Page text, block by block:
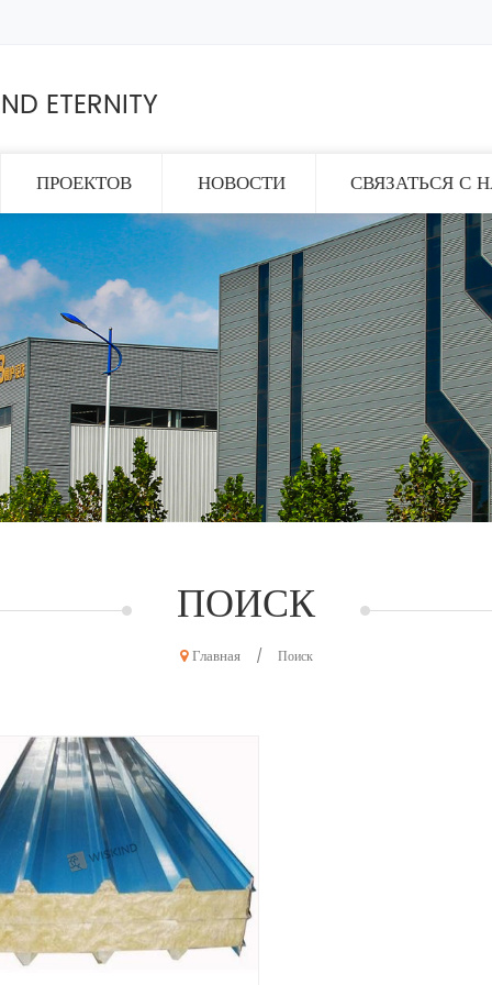
ETERNITY
ПРОЕКТОВ НОВОСТИ СВЯЗАТЬСЯ С
ПОИСК
Главная / Поиск